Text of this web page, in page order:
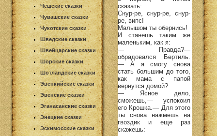
Чешские сказки
Чувашские сказки
Чукотские сказки
Шведские сказки
Швейцарские сказки
Шорские сказки
Шотландские сказки
Эвенкийские сказки
Эвенские сказки
Эганасанские сказки
Энецкие сказки
Эскимосские сказки
сказать:
Снур-ре, снур-ре, снур-
ре, випс!
Малышом ты обернись!
И станешь таким же
маленьким, как я:
— Правда?—
обрадовался Бертиль.
— А я смогу снова
стать большим до того,
как мама с папой
вернутся домой?
— Ясное дело,
сможешь,— успокоил
его Крошка.— Для этого
ты снова нажмешь на
гвоздик и еще раз
скажешь: